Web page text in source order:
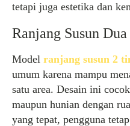
tetapi juga estetika dan
Ranjang Susun
Model ranjang susun 2
umum karena mampu
satu area. Desain ini
maupun hunian dengan
yang tepat, pengguna